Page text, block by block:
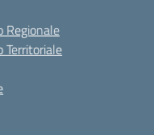
Regionale
Territoriale